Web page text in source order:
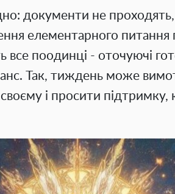
документи не
елементарного питання
все поодинці - оточуючі
Так, тиждень може
і просити підтримку,